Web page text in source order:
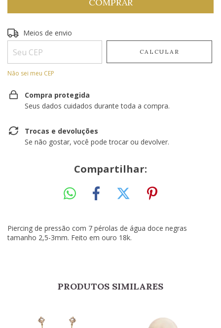
Entregas para o CEP:
Meios de envio
CALCULAR
Não sei meu CEP
Compra protegida
Seus dados cuidados durante toda a compra.
Trocas e devoluções
Se não gostar, você pode trocar ou devolver.
Compartilhar:
Piercing de pressão com 7 pérolas de água doce negras
tamanho 2,5-3mm. Feito em ouro 18k.
PRODUTOS SIMILARES